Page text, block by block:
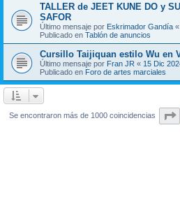
TALLER de JEET KUNE DO y
SAFOR
Último mensaje por Eskrimador Gandía «
Publicado en Tablón de anuncios
Cursillo Taijiquan estilo Wu en
Último mensaje por Fran JR « 15 Dic
Publicado en Foro de artes marciales
Se encontraron más de 1000 coincidencias